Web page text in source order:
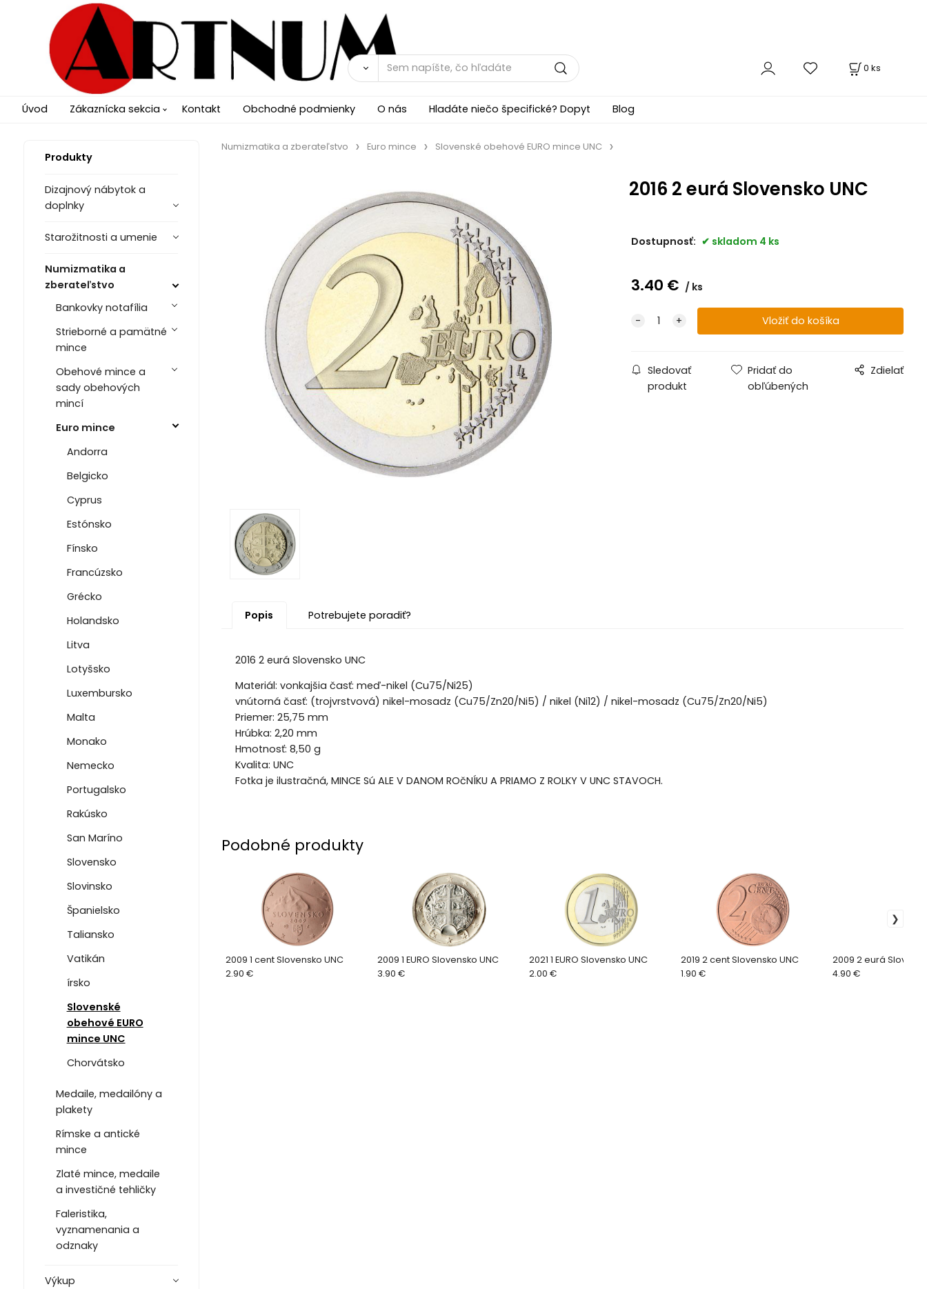
0 ks
Úvod Zákaznícka sekcia Kontakt Obchodné podmienky O nás Hladáte niečo špecifické? Dopyt Blog
Produkty
Dizajnový nábytok a
doplnky
Starožitnosti a umenie
Numizmatika a
zberateľstvo
Bankovky notafília
Strieborné a pamätné
mince
Obehové mince a
sady obehových
mincí
Euro mince
Andorra
Belgicko
Cyprus
Estónsko
Fínsko
Francúzsko
Grécko
Holandsko
Litva
Lotyšsko
Luxembursko
Malta
Monako
Nemecko
Portugalsko
Rakúsko
San Maríno
Slovensko
Slovinsko
Španielsko
Taliansko
Vatikán
írsko
Slovenské
obehové EURO
mince UNC
Chorvátsko
Medaile, medailóny a
plakety
Rímske a antické
mince
Zlaté mince, medaile
a investičné tehličky
Faleristika,
vyznamenania a
odznaky
Výkup
Numizmatika a zberateľstvo Euro mince Slovenské obehové EURO mince UNC
2016 2 eurá Slovensko UNC
Dostupnosť: skladom 4 ks
3.40 € ks
Sledovať
produkt
Pridať do
obľúbených
Zdielať
Popis Potrebujete poradiť?
2016 2 eurá Slovensko UNC
Materiál: vonkajšia časť: meď-nikel (Cu75/Ni25)
vnútorná časť: (trojvrstvová) nikel-mosadz (Cu75/Zn20/Ni5) / nikel (Ni12) / nikel-mosadz (Cu75/Zn20/Ni5)
Priemer: 25,75 mm
Hrúbka: 2,20 mm
Hmotnosť: 8,50 g
Kvalita: UNC
Fotka je ilustračná, MINCE Sú ALE V DANOM ROčNÍKU A PRIAMO Z ROLKY V UNC STAVOCH.
Podobné produkty
2009 1 cent Slovensko UNC
2.90 €
2009 1 EURO Slovensko UNC
3.90 €
2021 1 EURO Slovensko UNC
2.00 €
2019 2 cent Slovensko UNC
1.90 €
2009 2 eurá
4.90 €